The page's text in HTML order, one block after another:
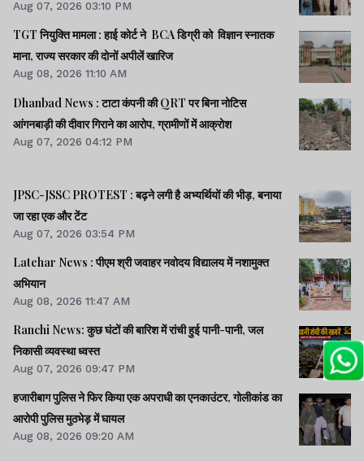
Aug 07, 2026 03:10 PM
TGT नियुक्ति मामला : हाई कोर्ट ने BCA डिग्री को विज्ञान स्नातक
माना, राज्य सरकार की दोनों अपीलें खारिज
Aug 08, 2026 11:10 AM
Dhanbad News : टाटा कंपनी की QRT पर बिना नोटिस
आंगनबाड़ी की दीवार गिराने का आरोप, ग्रामीणों में आक्रोश
Aug 07, 2026 04:12 PM
JPSC-JSSC PROTEST : बढ़ने लगी है अभ्यर्थियों की भीड़, बनाया
जा रहा एक और टेंट
Aug 07, 2026 03:54 PM
Latehar News : पीएम श्री जवाहर नवोदय विद्यालय में नशामुक्‍त
अभियान
Aug 08, 2026 11:47 AM
Ranchi News: कुछ घंटों की बारिश में रांची हुई पानी-पानी, जल
निकासी व्यवस्था ध्वस्त
Aug 07, 2026 09:47 PM
हजारीबाग पुलिस ने फिर किया एक अपराधी का एनकाउंटर, गोलीकांड का
आरोपी पुलिस मुठभेड़ में घायल
Aug 08, 2026 09:20 AM